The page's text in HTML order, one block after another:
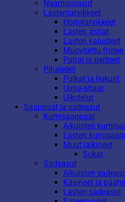
Naamiaisasut
Lastentarvikkeet
Hoitotarvikkeet
Lasten astiat
Lasten kalusteet
Muovitettu
Patjat ja peitteet
Pihaleikit
Pulkat ja liukurit
Uima-altaat
Ulkolelut
Saappaat ja sadeasut
Kumisaappaat
Aikuisten
Lasten
Muut jalkineet
Sukat
Sadeasut
Aikuisten
Käsineet ja
Lasten sadeasut